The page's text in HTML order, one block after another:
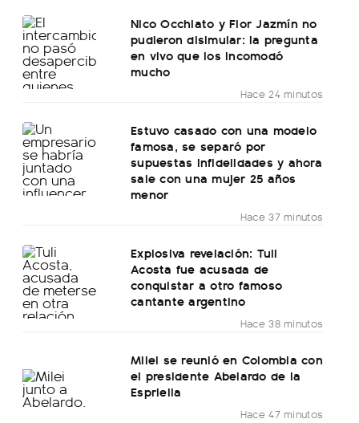
Nico Occhiato y Flor Jazmín no
pudieron disimular: la pregunta
en vivo que los incomodó
mucho
Hace 24 minutos
Estuvo casado con una modelo
famosa, se separó por
supuestas infidelidades y ahora
sale con una mujer 25 años
menor
Hace 37 minutos
Explosiva revelación: Tuli
Acosta fue acusada de
conquistar a otro famoso
cantante argentino
Hace 38 minutos
Milei se reunió en Colombia con
el presidente Abelardo de la
Espriella
Hace 47 minutos